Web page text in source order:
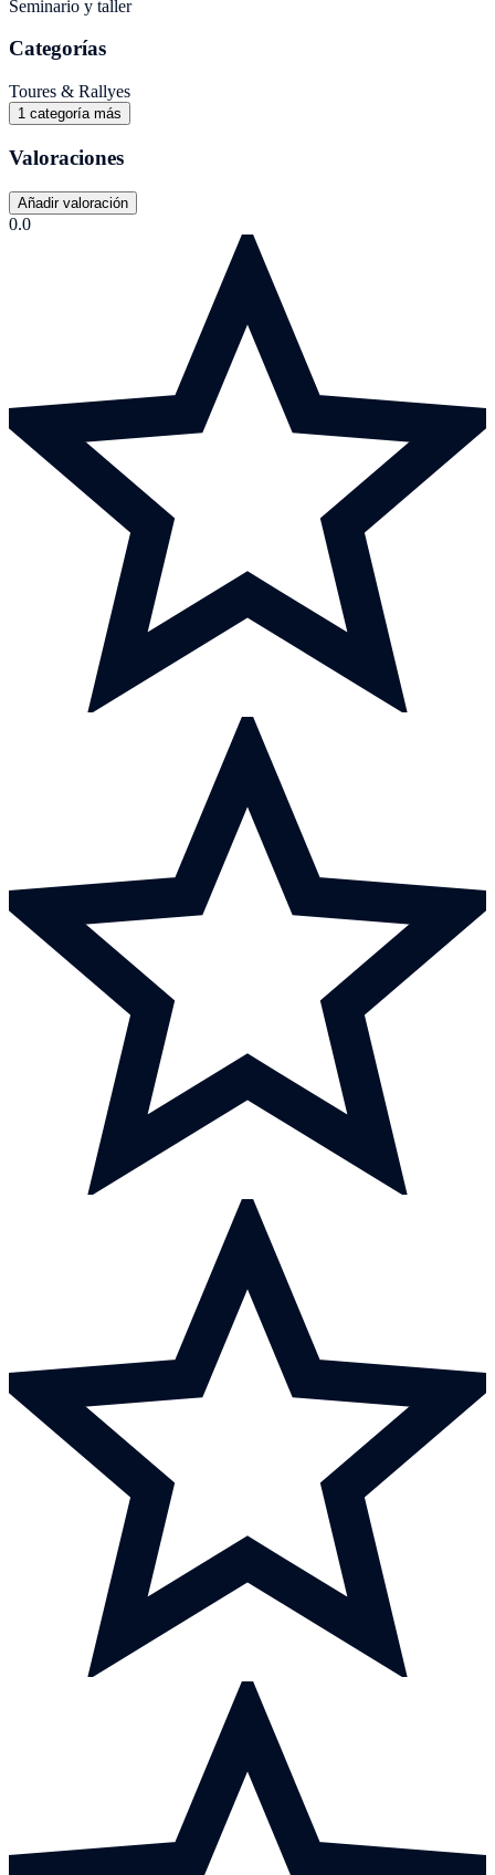
Seminario y taller
Categorías
Toures & Rallyes
1 categoría más
Valoraciones
Añadir valoración
0.0